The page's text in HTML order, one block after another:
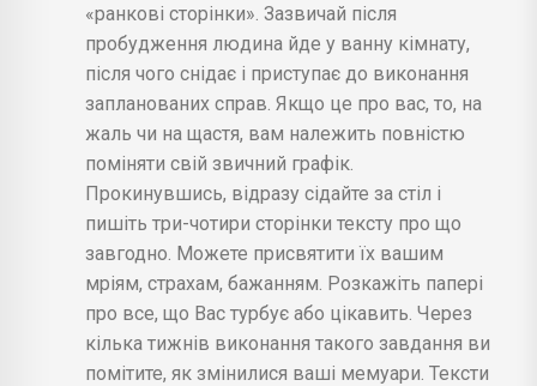
«ранкові сторінки». Зазвичай після
пробудження людина йде у ванну кімнату,
після чого снідає і приступає до виконання
запланованих справ. Якщо це про вас, то, на
жаль чи на щастя, вам належить повністю
поміняти свій звичний графік.
Прокинувшись, відразу сідайте за стіл і
пишіть три-чотири сторінки тексту про що
завгодно. Можете присвятити їх вашим
мріям, страхам, бажанням. Розкажіть папері
про все, що Вас турбує або цікавить. Через
кілька тижнів виконання такого завдання ви
помітите, як змінилися ваші мемуари. Тексти